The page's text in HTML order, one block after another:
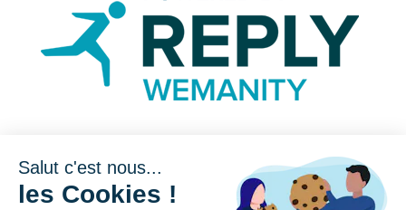
Catégories
Culture Agile Monde Du Travail
Salut c'est nous...
les Cookies !